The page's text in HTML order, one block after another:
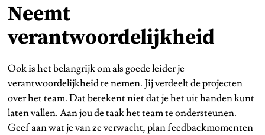
Neemt
verantwoordelijkheid
Ook is het belangrijk om als goede leider je
verantwoordelijkheid te nemen. Jij verdeelt de projecten
over het team. Dat betekent niet dat je het uit handen kunt
laten vallen. Aan jou de taak het team te ondersteunen.
Geef aan wat je van ze verwacht, plan feedbackmomenten